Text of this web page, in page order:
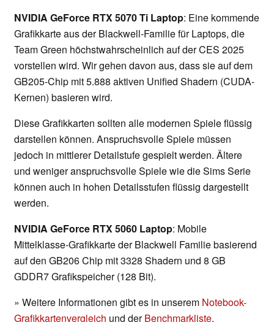
NVIDIA GeForce RTX 5070 Ti Laptop: Eine kommende
Grafikkarte aus der Blackwell-Familie für Laptops, die
Team Green höchstwahrscheinlich auf der CES 2025
vorstellen wird. Wir gehen davon aus, dass sie auf dem
GB205-Chip mit 5.888 aktiven Unified Shadern (CUDA-
Kernen) basieren wird.
Diese Grafikkarten sollten alle modernen Spiele flüssig
darstellen können. Anspruchsvolle Spiele müssen
jedoch in mittlerer Detailstufe gespielt werden. Ältere
und weniger anspruchsvolle Spiele wie die Sims Serie
können auch in hohen Detailsstufen flüssig dargestellt
werden.
NVIDIA GeForce RTX 5060 Laptop: Mobile
Mittelklasse-Grafikkarte der Blackwell Familie basierend
auf den GB206 Chip mit 3328 Shadern und 8 GB
GDDR7 Grafikspeicher (128 Bit).
» Weitere Informationen gibt es in unserem Notebook-
Grafikkartenvergleich und derBenchmarkliste.